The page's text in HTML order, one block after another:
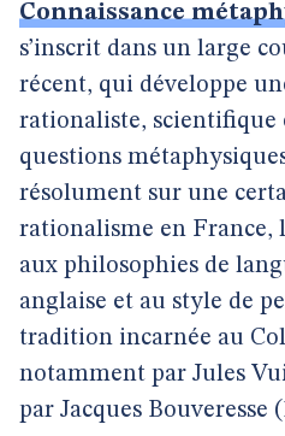
Connaissance
s’inscrit dans un large
récent, qui développe
rationaliste, scientifique
questions
résolument sur une
rationalisme en France,
aux philosophies de
anglaise et au style de
tradition incarnée au
notamment par Jules
par Jacques Bouveresse